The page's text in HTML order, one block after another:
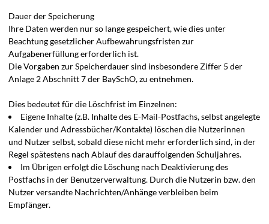
Dauer der Speicherung
Ihre Daten werden nur so lange gespeichert, wie dies unter
Beachtung gesetzlicher Aufbewahrungsfristen zur
Aufgabenerfüllung erforderlich ist.
Die Vorgaben zur Speicherdauer sind insbesondere Ziffer 5 der
Anlage 2 Abschnitt 7 der BaySchO, zu entnehmen.
Dies bedeutet für die Löschfrist im Einzelnen:
Eigene Inhalte (z.B. Inhalte des E-Mail-Postfachs, selbst angelegte
Kalender und Adressbücher/Kontakte) löschen die Nutzerinnen
und Nutzer selbst, sobald diese nicht mehr erforderlich sind, in der
Regel spätestens nach Ablauf des darauffolgenden Schuljahres.
Im Übrigen erfolgt die Löschung nach Deaktivierung des
Postfachs in der Benutzerverwaltung. Durch die Nutzerin bzw. den
Nutzer versandte Nachrichten/Anhänge verbleiben beim
Empfänger.